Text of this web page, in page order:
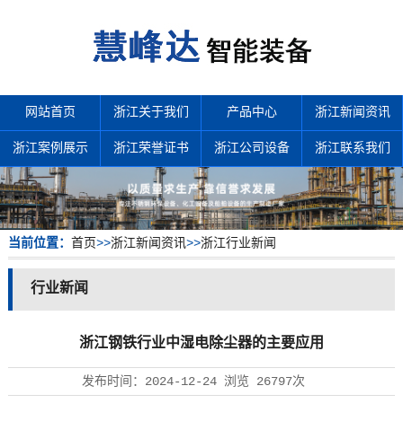
网站首页 浙江关于我们 产品中心 浙江新闻资讯
浙江案例展示 浙江荣誉证书 浙江公司设备 浙江联系我们
当前位置： 首页>>浙江新闻资讯>>浙江行业新闻
行业新闻
浙江钢铁行业中湿电除尘器的主要应用
发布时间： 2024-12-24浏览 26797次